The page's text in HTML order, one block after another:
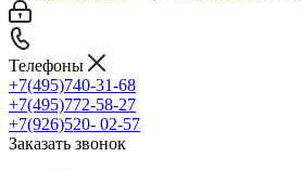
Телефоны
+7(495)740-31-68
+7(495)772-58-27
+7(926)520- 02-57
Заказать звонок